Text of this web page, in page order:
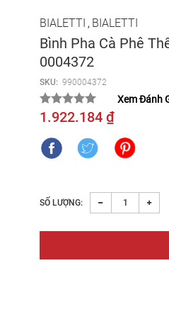
BIALETTI , BIALETTI
Bình Pha Cà Phê
0004372
SKU: 990004372
Xem Đánh
1.922.184 ₫
SỐ LƯỢNG: